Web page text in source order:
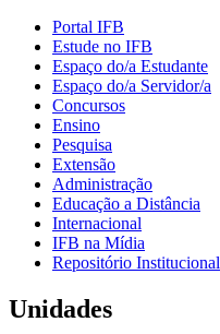
Portal IFB
Estude no IFB
Espaço do/a Estudante
Espaço do/a Servidor/a
Concursos
Ensino
Pesquisa
Extensão
Administração
Educação a Distância
Internacional
IFB na Mídia
Repositório Institucional
Unidades